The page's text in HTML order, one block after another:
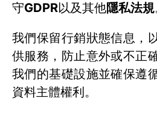
守GDPR以及其他隱私法規
我們保留行銷狀態信息，
供服務，防止意外或不正
我們的基礎設施並確保遵
資料主體權利。